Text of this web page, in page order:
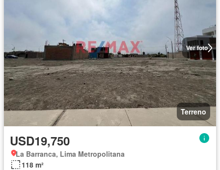
Ver foto
Terreno
USD19,750
La Barranca, Lima Metropolitana
118 m²